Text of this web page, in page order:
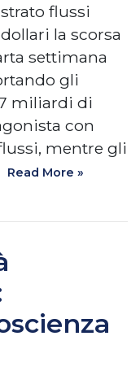
flussi
la scorsa
settimana
gli
miliardi di
con
mentre gli
Read More »